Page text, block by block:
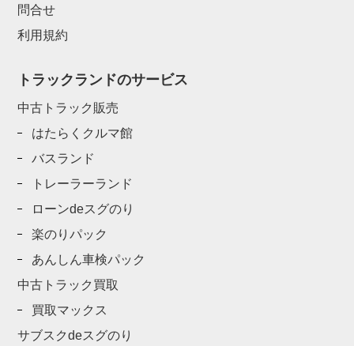
問合せ
利用規約
トラックランドのサービス
中古トラック販売
はたらくクルマ館
バスランド
トレーラーランド
ローンdeスグのり
楽のりパック
あんしん車検パック
中古トラック買取
買取マックス
サブスクdeスグのり